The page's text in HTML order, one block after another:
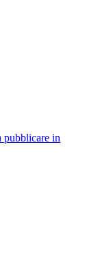
pubblicare in